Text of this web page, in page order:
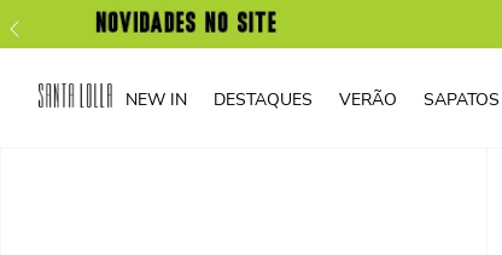
NEW IN DESTAQUES VERÃO SAPATOS